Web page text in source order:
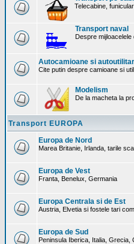
Telecabine,
Transport naval
Despre
Autocamioane si
Cite putin despre camioane si
Modelism
De la macheta la
Transport EUROPA
Europa de Nord
Marea Britanie, Irlanda, tarile
Europa de Vest
Franta, Benelux, Germania
Europa Centrala si de Est
Austria, Elvetia si fostele tari
Europa de Sud
Peninsula Iberica, Italia, Grecia,